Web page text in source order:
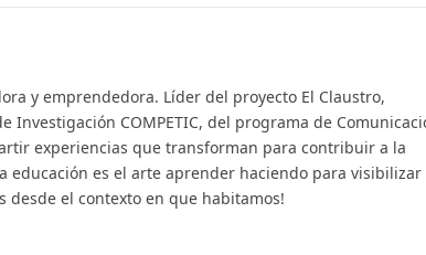
y emprendedora. Líder del proyecto El Claustro,
Investigación COMPETIC, del programa de
experiencias que transforman para contribuir a la
educación es el arte aprender haciendo para visibilizar
el contexto en que habitamos!